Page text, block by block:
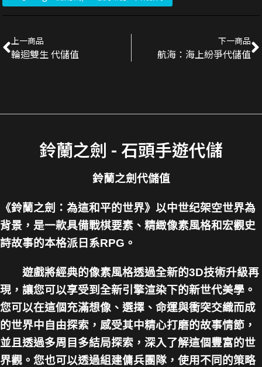
上一商品
輪迴雙生 代儲值
下一商品
航海：海上紛爭代儲值
鈴蘭之劍 - 石頭手遊代儲
鈴蘭之劍代儲值
《鈴蘭之劍：為這和平的世界》以中世纪架空世界為
背景，是一款具備戰棋要素、精緻像素風格和宏觀史
詩故事的本格派日系RPG。
遊戲將經典的像素風格透過全新的3D技術升級再
現，讓您可以享受到全新引擎渲染下的新世代美學。
您可以在這個充滿想像、選擇、命運與衝突交織而成
的世界中自由探索，感受其中精心打磨的故事情節，
並且透過多周目多結局探索，深入了解這個豐富的世
界觀。您也可以透過組建傭兵團隊，使用不同的策略